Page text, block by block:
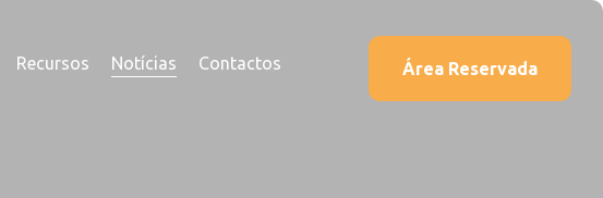
Recursos Notícias Contactos Área Reservada